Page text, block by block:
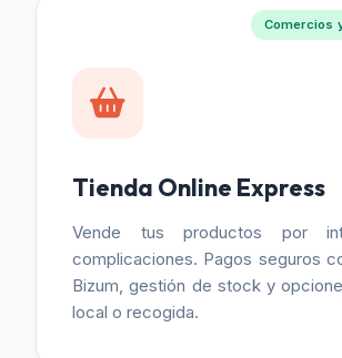
Comercios
Tienda Online Express
Vende tus productos por
complicaciones. Pagos seguros
Bizum, gestión de stock y
local o recogida.